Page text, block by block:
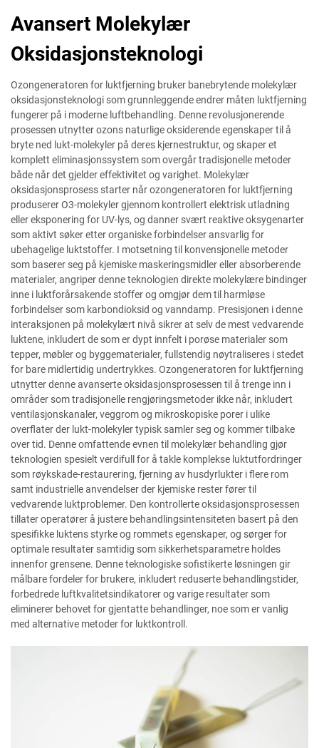
Avansert Molekylær
Oksidasjonsteknologi
Ozongeneratoren for luktfjerning bruker banebrytende molekylær
oksidasjonsteknologi som grunnleggende endrer måten luktfjerning
fungerer på i moderne luftbehandling. Denne revolusjonerende
prosessen utnytter ozons naturlige oksiderende egenskaper til å
bryte ned lukt-molekyler på deres kjernestruktur, og skaper et
komplett eliminasjonssystem som overgår tradisjonelle metoder
både når det gjelder effektivitet og varighet. Molekylær
oksidasjonsprosess starter når ozongeneratoren for luktfjerning
produserer O3-molekyler gjennom kontrollert elektrisk utladning
eller eksponering for UV-lys, og danner svært reaktive oksygenarter
som aktivt søker etter organiske forbindelser ansvarlig for
ubehagelige luktstoffer. I motsetning til konvensjonelle metoder
som baserer seg på kjemiske maskeringsmidler eller absorberende
materialer, angriper denne teknologien direkte molekylære bindinger
inne i luktforårsakende stoffer og omgjør dem til harmløse
forbindelser som karbondioksid og vanndamp. Presisjonen i denne
interaksjonen på molekylært nivå sikrer at selv de mest vedvarende
luktene, inkludert de som er dypt innfelt i porøse materialer som
tepper, møbler og byggematerialer, fullstendig nøytraliseres i stedet
for bare midlertidig undertrykkes. Ozongeneratoren for luktfjerning
utnytter denne avanserte oksidasjonsprosessen til å trenge inn i
områder som tradisjonelle rengjøringsmetoder ikke når, inkludert
ventilasjonskanaler, veggrom og mikroskopiske porer i ulike
overflater der lukt-molekyler typisk samler seg og kommer tilbake
over tid. Denne omfattende evnen til molekylær behandling gjør
teknologien spesielt verdifull for å takle komplekse luktutfordringer
som røykskade-restaurering, fjerning av husdyrlukter i flere rom
samt industrielle anvendelser der kjemiske rester fører til
vedvarende luktproblemer. Den kontrollerte oksidasjonsprosessen
tillater operatører å justere behandlingsintensiteten basert på den
spesifikke luktens styrke og rommets egenskaper, og sørger for
optimale resultater samtidig som sikkerhetsparametre holdes
innenfor grensene. Denne teknologiske sofistikerte løsningen gir
målbare fordeler for brukere, inkludert reduserte behandlingstider,
forbedrede luftkvalitetsindikatorer og varige resultater som
eliminerer behovet for gjentatte behandlinger, noe som er vanlig
med alternative metoder for luktkontroll.